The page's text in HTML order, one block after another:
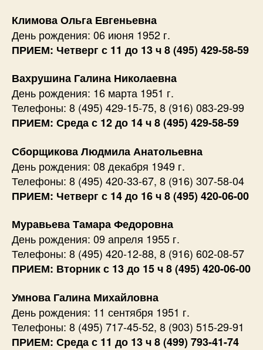
Климова Ольга Евгеньевна
День рождения: 06 июня 1952 г.
ПРИЕМ: Четверг с 11 до 13 ч 8 (495) 429-58-59
Вахрушина Галина Николаевна
День рождения: 16 марта 1951 г.
Телефоны: 8 (495) 429-15-75, 8 (916) 083-29-99
ПРИЕМ: Среда с 12 до 14 ч 8 (495) 429-58-59
Сборщикова Людмила Анатольевна
День рождения: 08 декабря 1949 г.
Телефоны: 8 (495) 420-33-67, 8 (916) 307-58-04
ПРИЕМ: Четверг с 14 до 16 ч 8 (495) 420-06-00
Муравьева Тамара Федоровна
День рождения: 09 апреля 1955 г.
Телефоны: 8 (495) 420-12-88, 8 (916) 602-08-57
ПРИЕМ: Вторник с 13 до 15 ч 8 (495) 420-06-00
Умнова Галина Михайловна
День рождения: 11 сентября 1951 г.
Телефоны: 8 (495) 717-45-52, 8 (903) 515-29-91
ПРИЕМ: Среда с 11 до 13 ч 8 (499) 793-41-74